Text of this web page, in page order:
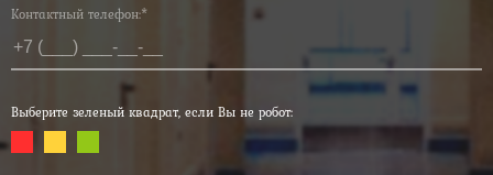
Контактный телефон:*
Выберите зеленый квадрат, если Вы не робот: